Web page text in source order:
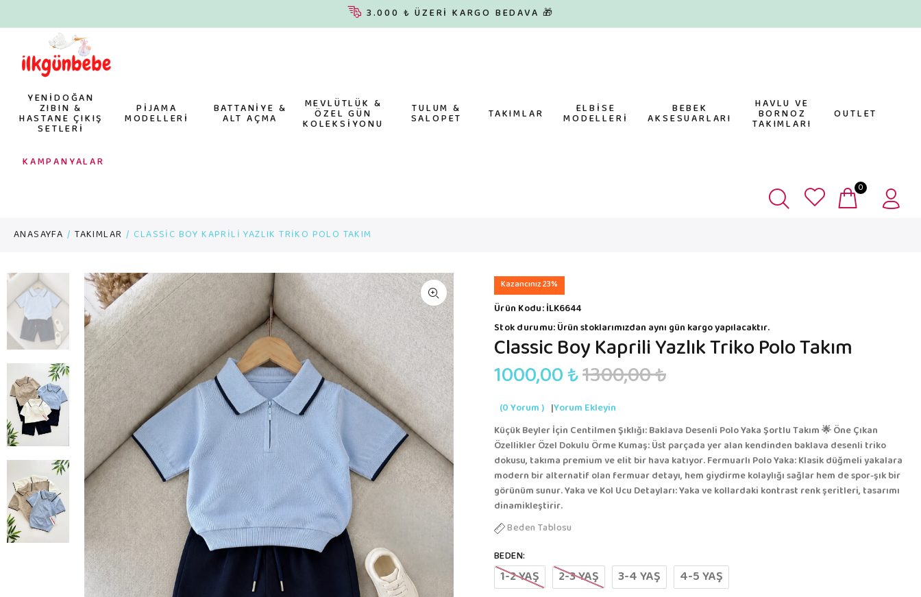
3.000 ₺ ÜZERİ KARGO BEDAVA 🎁
YENİDOĞAN
ZIBIN &
HASTANE ÇIKIŞ
SETLERİ
PİJAMA
MODELLERİ
BATTANİYE &
ALT AÇMA
MEVLÜTLÜK &
ÖZEL GÜN
KOLEKSİYONU
TULUM &
SALOPET TAKIMLAR ELBİSE
MODELLERİ
BEBEK
AKSESUARLARI
HAVLU VE
BORNOZ
TAKIMLARI
OUTLET
KAMPANYALAR
0
ANASAYFA TAKIMLAR CLASSİC BOY KAPRİLİ YAZLIK TRİKO POLO TAKIM
Kazancınız 23%
Ürün Kodu:İLK6644
Stok durumu:Ürün stoklarımızdan aynı gün kargo yapılacaktır.
Classic Boy Kaprili Yazlık Triko Polo Takım
1000,00 ₺1300,00 ₺
(0 Yorum ) |Yorum Ekleyin
Küçük Beyler İçin Centilmen Şıklığı: Baklava Desenli Polo Yaka Şortlu Takım 🌟 Öne Çıkan
Özellikler Özel Dokulu Örme Kumaş: Üst parçada yer alan kendinden baklava desenli triko
dokusu, takıma premium ve elit bir hava katıyor. Fermuarlı Polo Yaka: Klasik düğmeli yakalara
modern bir alternatif olan fermuar detayı, hem giydirme kolaylığı sağlar hem de spor-şık bir
görünüm sunur. Yaka ve Kol Ucu Detayları: Yaka ve kollardaki kontrast renk şeritleri, tasarımı
dinamikleştirir.
Beden Tablosu
BEDEN:
1-2 YAŞ 2-3 YAŞ 3-4 YAŞ 4-5 YAŞ